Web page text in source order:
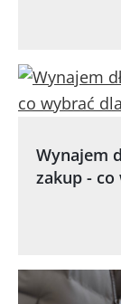
Wynajem
zakup -